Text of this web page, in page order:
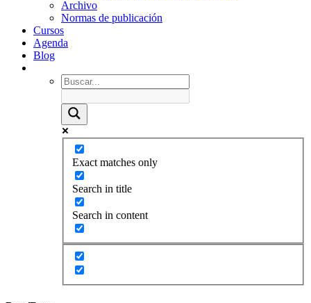
Archivo
Normas de publicación
Cursos
Agenda
Blog
Exact matches only
Search in title
Search in content